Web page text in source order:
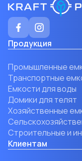
Продукция
Промышленные
Транспортные
Емкости для воды
Домики для телят
Хозяйственные
Строительные и
Клиентам